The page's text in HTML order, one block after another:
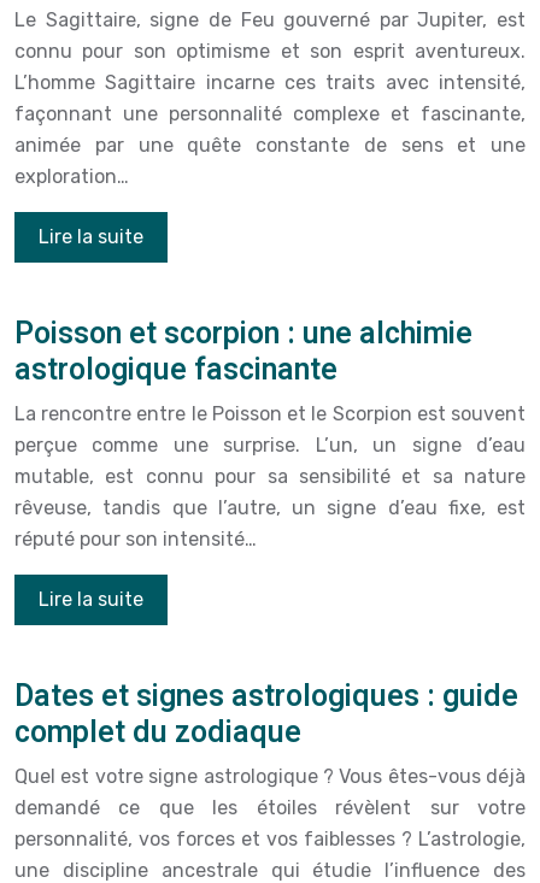
Le Sagittaire, signe de Feu gouverné par Jupiter, est
connu pour son optimisme et son esprit aventureux.
L’homme Sagittaire incarne ces traits avec intensité,
façonnant une personnalité complexe et fascinante,
animée par une quête constante de sens et une
exploration…
Lire la suite
Poisson et scorpion : une alchimie
astrologique fascinante
La rencontre entre le Poisson et le Scorpion est souvent
perçue comme une surprise. L’un, un signe d’eau
mutable, est connu pour sa sensibilité et sa nature
rêveuse, tandis que l’autre, un signe d’eau fixe, est
réputé pour son intensité…
Lire la suite
Dates et signes astrologiques : guide
complet du zodiaque
Quel est votre signe astrologique ? Vous êtes-vous déjà
demandé ce que les étoiles révèlent sur votre
personnalité, vos forces et vos faiblesses ? L’astrologie,
une discipline ancestrale qui étudie l’influence des